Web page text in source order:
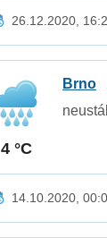
26.12.2020,
4 °C
Brno
14.10.2020,